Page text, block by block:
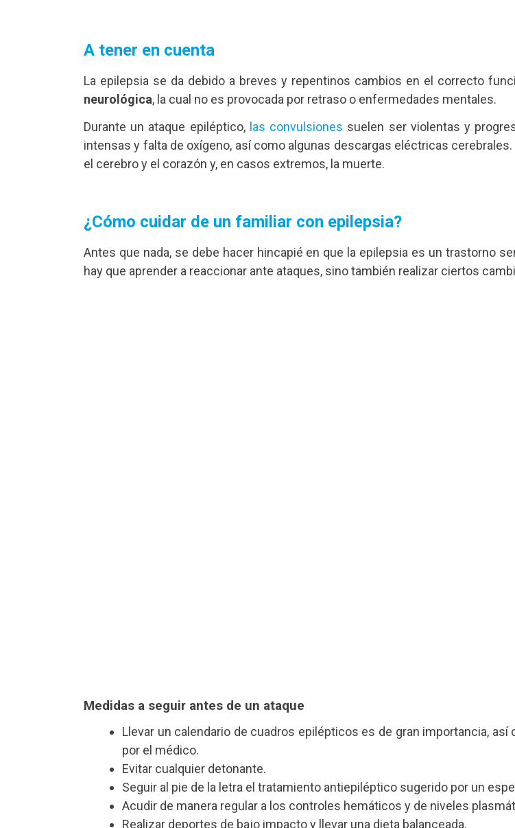
A tener en cuenta
La epilepsia se da debido a breves y repentinos cambios en el correcto
neurológica, la cual no es provocada por retraso o enfermedades mentales.
Durante un ataque epiléptico,las convulsiones suelen ser violentas y
intensas y falta de oxígeno, así como algunas descargas eléctricas
el cerebro y el corazón y, en casos extremos, la muerte.
¿Cómo cuidar de un familiar con epilepsia?
Antes que nada, se debe hacer hincapié en que la epilepsia es un trastorno
hay que aprender a reaccionar ante ataques, sino también realizar ciertos
Medidas a seguir antes de un ataque
Llevar un calendario de cuadros epilépticos es de gran importancia,
por el médico.
Evitar cualquier detonante.
Seguir al pie de la letra el tratamiento antiepiléptico sugerido por un
Acudir de manera regular a los controles hemáticos y de niveles
Realizar deportes de bajo impacto y llevar una dieta balanceada.